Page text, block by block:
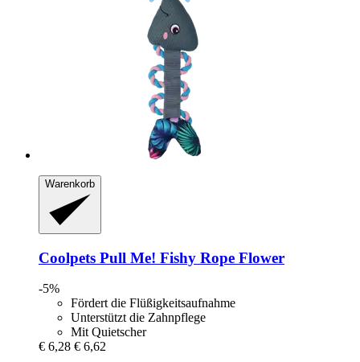
Warenkorb
Coolpets Pull Me! Fishy Rope Flower
-5%
Fördert die Flüßigkeitsaufnahme
Unterstützt die Zahnpflege
Mit Quietscher
€ 6,28 € 6,62